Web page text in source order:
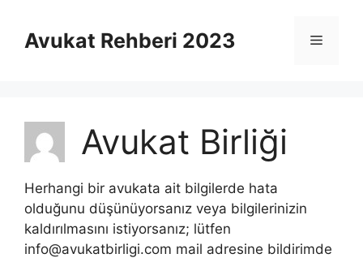
Avukat Rehberi 2023 Menü
Avukat Birliği
Herhangi bir avukata ait bilgilerde hata
olduğunu düşünüyorsanız veya bilgilerinizin
kaldırılmasını istiyorsanız; lütfen
info@avukatbirligi.com mail adresine bildirimde